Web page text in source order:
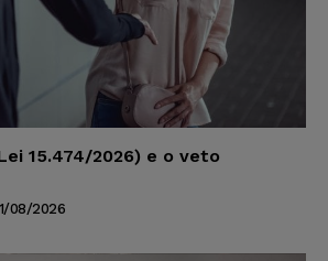
15.474/2026) e o veto
08/2026